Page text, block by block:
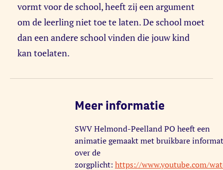
vormt voor de school, heeft zij een argument
om de leerling niet toe te laten. De school moet
dan een andere school vinden die jouw kind
kan toelaten.
Meer informatie
SWV Helmond-Peelland PO heeft een
animatie gemaakt met bruikbare
over de
zorgplicht: https://www.youtube.com/